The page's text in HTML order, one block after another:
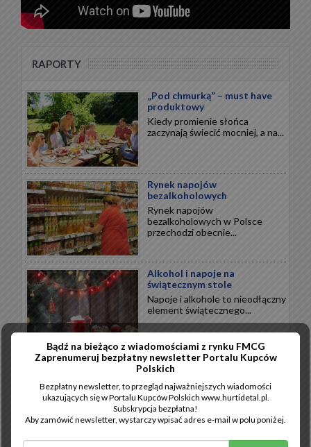
RAPORTY
„Pod chmurką” – must have
produktowy
Kiedy promienie słońca
zaczynają świecić mocniej, a na...
Rynek napojów
bezalkoholowych
Rynek napojów
bezalkoholowych w Polsce
przechodzi obecnie...
Alkohol i napoje na
świątecznym stole
Napoje i alkohole to nieodłączny
element świątecznego...
Wytrawne święta
przede wszystkim wytrawne
smaki...
Bądź na bieżąco z wiadomościami z rynku FMCG
Zaprenumeruj bezpłatny newsletter Portalu Kupców
Polskich
Bezpłatny newsletter, to przegląd najważniejszych wiadomości
ukazujących się w Portalu Kupców Polskich www.hurtidetal.pl.
Subskrypcja bezpłatna!
Aby zamówić newsletter, wystarczy wpisać adres e-mail w polu poniżej.